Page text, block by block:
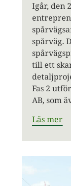
Igår, den
spårväg.
till ett
Fas 2
AB, som
Läs mer